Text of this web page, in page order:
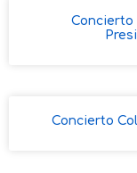
Concierto
Concierto